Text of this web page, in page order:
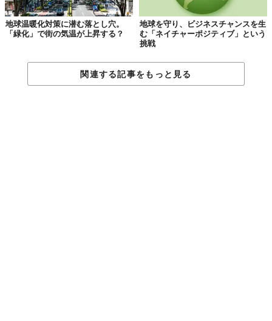
地球温暖化対策に潜む落とし穴。
「緑化」で街の気温が上昇する？
地球を守り、ビジネスチャンスを生
む「ネイチャーポジティブ」という
挑戦
関連する記事をもっと見る